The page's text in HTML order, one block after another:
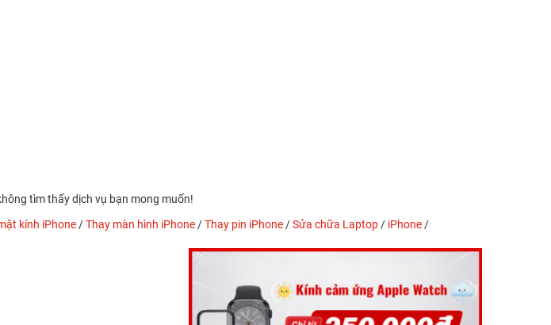
tìm thấy dịch vụ bạn mong muốn!
kính iPhone /Thay màn hình iPhone /Thay pin iPhone /Sửa chữa Laptop / iPhone /